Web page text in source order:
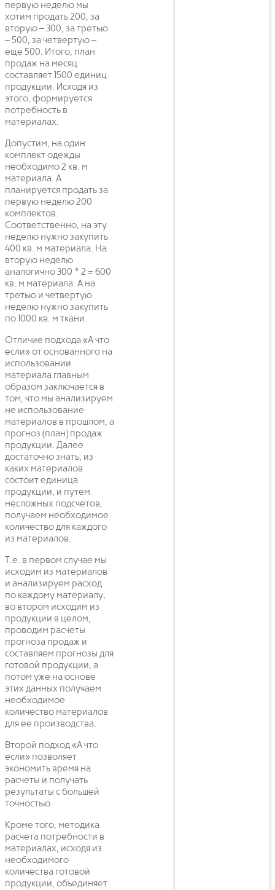
первую неделю мы
хотим продать 200, за
вторую – 300, за третью
– 500, за четвертую –
еще 500. Итого, план
продаж на месяц
составляет 1500 единиц
продукции. Исходя из
этого, формируется
потребность в
материалах.
Допустим, на один
комплект одежды
необходимо 2 кв. м
материала. А
планируется продать за
первую неделю 200
комплектов.
Соответственно, на эту
неделю нужно закупить
400 кв. м материала. На
вторую неделю
аналогично 300 * 2 = 600
кв. м материала. А на
третью и четвертую
неделю нужно закупить
по 1000 кв. м ткани.
Отличие подхода «А что
если» от основанного на
использовании
материала главным
образом заключается в
том, что мы анализируем
не использование
материалов в прошлом, а
прогноз (план) продаж
продукции. Далее
достаточно знать, из
каких материалов
состоит единица
продукции, и путем
несложных подсчетов,
получаем необходимое
количество для каждого
из материалов.
Т.е. в первом случае мы
исходим из материалов
и анализируем расход
по каждому материалу,
во втором исходим из
продукции в целом,
проводим расчеты
прогноза продаж и
составляем прогнозы для
готовой продукции, а
потом уже на основе
этих данных получаем
необходимое
количество материалов
для ее производства.
Второй подход «А что
если» позволяет
экономить время на
расчеты и получать
результаты с большей
точностью.
Кроме того, методика
расчета потребности в
материалах, исходя из
необходимого
количества готовой
продукции, объединяет